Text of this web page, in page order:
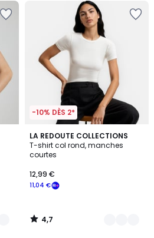
-10% DÈS 2*
LA REDOUTE COLLECTIONS
T-shirt col rond, manches
courtes
11,04 €
12,99 €
4,7
/ 5
4
Couleurs
4,7
/